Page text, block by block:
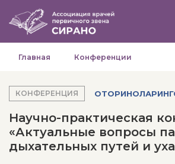
Главная Конференции
КОНФЕРЕНЦИЯ
Научно-практическая
«Актуальные вопросы
дыхательных путей и